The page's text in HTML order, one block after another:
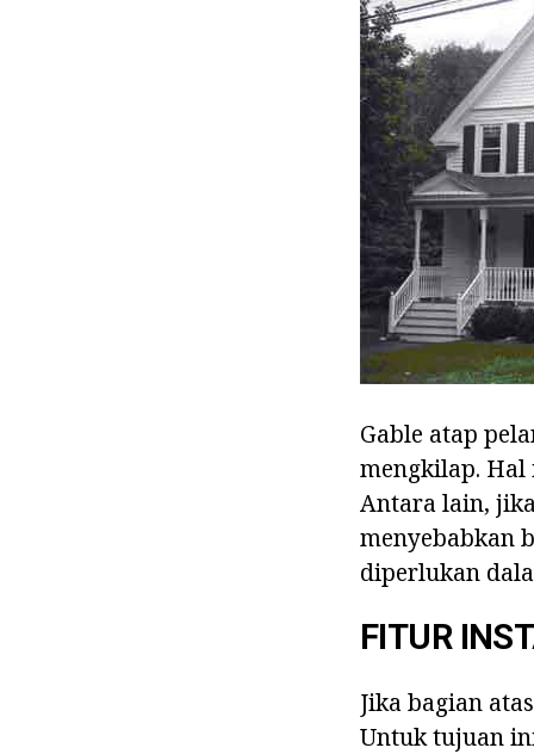
Gable atap
mengkilap.
Antara lain,
menyebabkan
diperlukan
FITUR
Jika bagian
Untuk tujuan